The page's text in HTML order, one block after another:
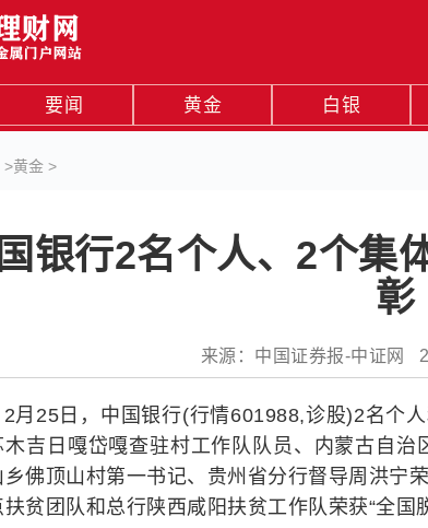
要闻 黄金 白银
>黄金>
银行2名个人、2个集
彰
来源：中国证券报-中证网
2月25日，中国银行(行情601988,诊股)2名个
木吉日嘎岱嘎查驻村工作队队员、内蒙古自
乡佛顶山村第一书记、贵州省分行督导周洪宁
扶贫团队和总行陕西咸阳扶贫工作队荣获“全国